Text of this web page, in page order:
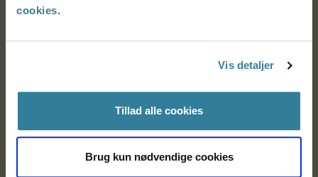
cookies.
Vis detaljer
Tillad alle cookies
Brug kun nødvendige cookies
Ankestyrelsen
Postadresse:
9000 Aalborg